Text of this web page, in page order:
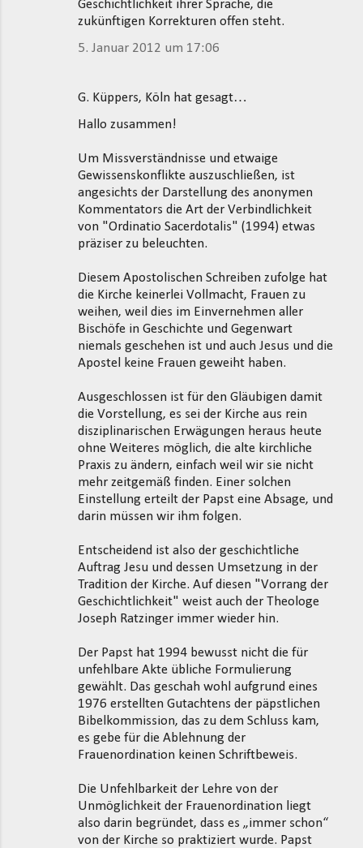
Geschichtlichkeit ihrer Sprache, die
zukünftigen Korrekturen offen steht.
5. Januar 2012 um 17:06
G. Küppers, Köln hat gesagt…
Hallo zusammen!
Um Missverständnisse und etwaige
Gewissenskonflikte auszuschließen, ist
angesichts der Darstellung des anonymen
Kommentators die Art der Verbindlichkeit
von "Ordinatio Sacerdotalis" (1994) etwas
präziser zu beleuchten.
Diesem Apostolischen Schreiben zufolge hat
die Kirche keinerlei Vollmacht, Frauen zu
weihen, weil dies im Einvernehmen aller
Bischöfe in Geschichte und Gegenwart
niemals geschehen ist und auch Jesus und die
Apostel keine Frauen geweiht haben.
Ausgeschlossen ist für den Gläubigen damit
die Vorstellung, es sei der Kirche aus rein
disziplinarischen Erwägungen heraus heute
ohne Weiteres möglich, die alte kirchliche
Praxis zu ändern, einfach weil wir sie nicht
mehr zeitgemäß finden. Einer solchen
Einstellung erteilt der Papst eine Absage, und
darin müssen wir ihm folgen.
Entscheidend ist also der geschichtliche
Auftrag Jesu und dessen Umsetzung in der
Tradition der Kirche. Auf diesen "Vorrang der
Geschichtlichkeit" weist auch der Theologe
Joseph Ratzinger immer wieder hin.
Der Papst hat 1994 bewusst nicht die für
unfehlbare Akte übliche Formulierung
gewählt. Das geschah wohl aufgrund eines
1976 erstellten Gutachtens der päpstlichen
Bibelkommission, das zu dem Schluss kam,
es gebe für die Ablehnung der
Frauenordination keinen Schriftbeweis.
Die Unfehlbarkeit der Lehre von der
Unmöglichkeit der Frauenordination liegt
also darin begründet, dass es „immer schon“
von der Kirche so praktiziert wurde. Papst